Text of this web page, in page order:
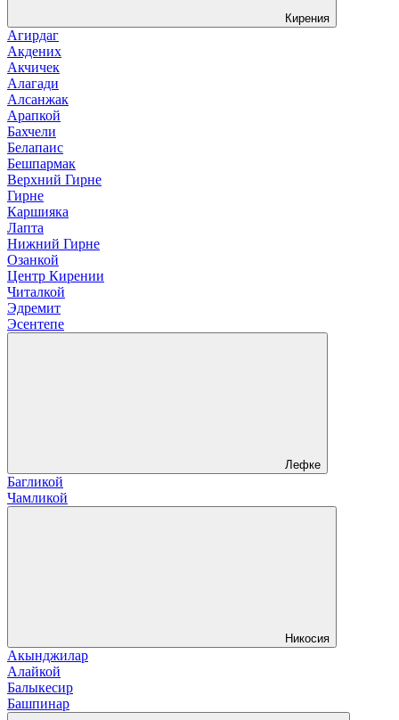
Кирения
Агирдаг
Акдених
Акчичек
Алагади
Алсанжак
Арапкой
Бахчели
Белапаис
Бешпармак
Верхний Гирне
Гирне
Каршияка
Лапта
Нижний Гирне
Озанкой
Центр Кирении
Читалкой
Эдремит
Эсентепе
Лефке
Багликой
Чамликой
Никосия
Акынджилар
Алайкой
Балыкесир
Башпинар